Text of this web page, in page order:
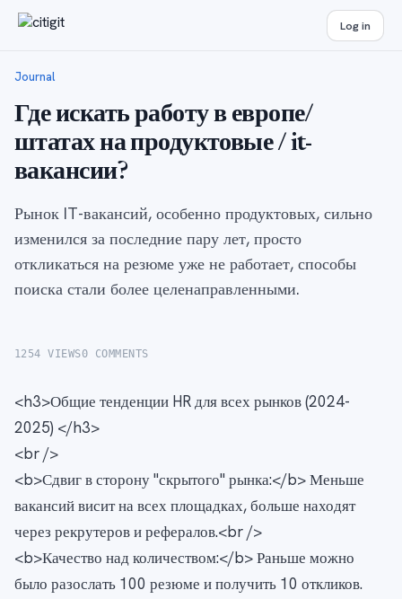
Log in
Journal
Где искать работу в европе/
штатах на продуктовые / it-
вакансии?
Рынок IT-вакансий, особенно продуктовых, сильно
изменился за последние пару лет, просто
откликаться на резюме уже не работает, способы
поиска стали более целенаправленными.
1254 VIEWS0 COMMENTS
<h3>Общие тенденции HR для всех рынков (2024-
2025) </h3>
<br />
<b>Сдвиг в сторону "скрытого" рынка:</b> Меньше
вакансий висит на всех площадках, больше находят
через рекрутеров и рефералов.<br />
<b>Качество над количеством:</b> Раньше можно
было разослать 100 резюме и получить 10 откликов.